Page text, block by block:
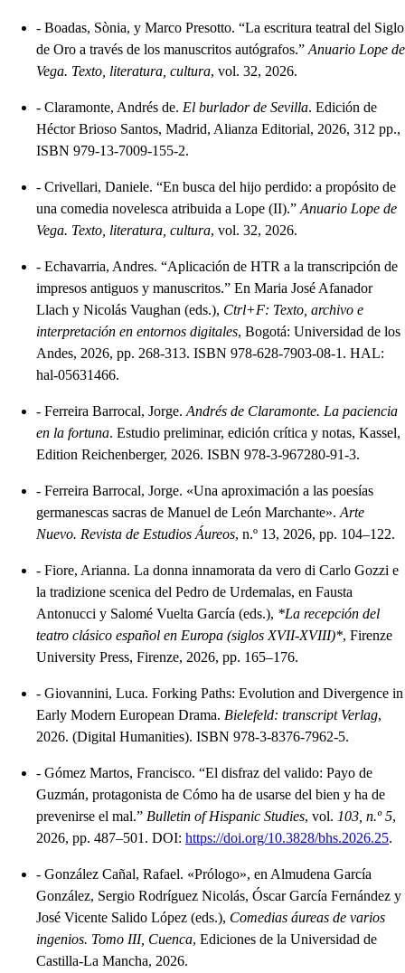
- Boadas, Sònia, y Marco Presotto. “La escritura teatral del Siglo
de Oro a través de los manuscritos autógrafos.” Anuario Lope de
Vega. Texto, literatura, cultura, vol. 32, 2026.
- Claramonte, Andrés de. El burlador de Sevilla. Edición de
Héctor Brioso Santos, Madrid, Alianza Editorial, 2026, 312 pp.,
ISBN 979-13-7009-155-2.
- Crivellari, Daniele. “En busca del hijo perdido: a propósito de
una comedia novelesca atribuida a Lope (II).” Anuario Lope de
Vega. Texto, literatura, cultura, vol. 32, 2026.
- Echavarria, Andres. “Aplicación de HTR a la transcripción de
impresos antiguos y manuscritos.” En Maria José Afanador
Llach y Nicolás Vaughan (eds.), Ctrl+F: Texto, archivo e
interpretación en entornos digitales, Bogotá: Universidad de los
Andes, 2026, pp. 268-313. ISBN 978-628-7903-08-1. HAL:
hal-05631466.
- Ferreira Barrocal, Jorge. Andrés de Claramonte. La paciencia
en la fortuna. Estudio preliminar, edición crítica y notas, Kassel,
Edition Reichenberger, 2026. ISBN 978-3-967280-91-3.
- Ferreira Barrocal, Jorge. «Una aproximación a las poesías
germanescas sacras de Manuel de León Marchante». Arte
Nuevo. Revista de Estudios Áureos, n.º 13, 2026, pp. 104–122.
- Fiore, Arianna. La donna innamorata da vero di Carlo Gozzi e
la tradizione scenica del Pedro de Urdemalas, en Fausta
Antonucci y Salomé Vuelta García (eds.), *La recepción del
teatro clásico español en Europa (siglos XVII-XVIII)*, Firenze
University Press, Firenze, 2026, pp. 165–176.
- Giovannini, Luca. Forking Paths: Evolution and Divergence in
Early Modern European Drama. Bielefeld: transcript Verlag,
2026. (Digital Humanities). ISBN 978-3-8376-7962-5.
- Gómez Martos, Francisco. “El disfraz del valido: Payo de
Guzmán, protagonista de Cómo ha de usarse del bien y ha de
prevenirse el mal.” Bulletin of Hispanic Studies, vol. 103, n.º 5,
2026, pp. 487–501. DOI: https://doi.org/10.3828/bhs.2026.25.
- González Cañal, Rafael. «Prólogo», en Almudena García
González, Sergio Rodríguez Nicolás, Óscar García Fernández y
José Vicente Salido López (eds.), Comedias áureas de varios
ingenios. Tomo III, Cuenca, Ediciones de la Universidad de
Castilla-La Mancha, 2026.